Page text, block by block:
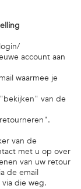
account aan
waarmee je
van de
van de
met u op over
van uw retour
de email
die weg.